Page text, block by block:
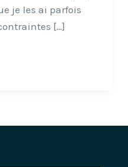
je les ai parfois
[…]